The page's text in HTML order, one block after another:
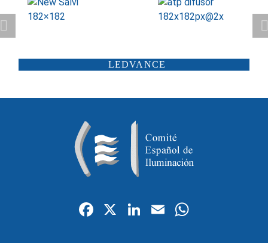
SALVI
ATP ILUMINACIÓN
CARANDINI
SCHRÉDER
SALTOKI
ILUMINIA
LEDVANCE
Fa
X
Li
E